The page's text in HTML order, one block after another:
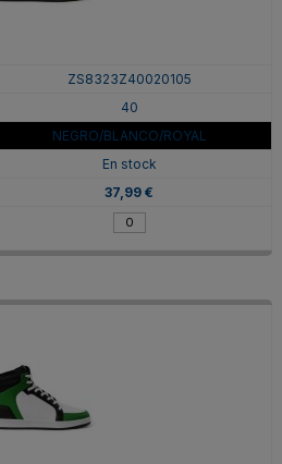
ZS8323Z40020105
40
NEGRO/BLANCO/ROYAL
En stock
37,99 €